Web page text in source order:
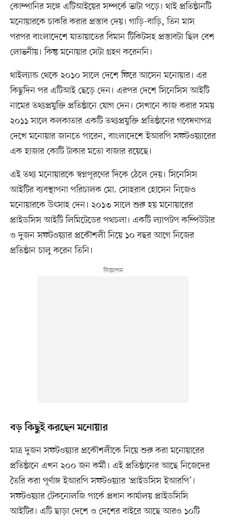
কোম্পানির সঙ্গে এটিআইয়ের সম্পর্কে ভাটা পড়ে। থাই প্রতিষ্ঠানটি
মনোয়ারকে চাকরি করার প্রস্তাব দেয়। গাড়ি-বাড়ি, তিন মাস
পরপর বাংলাদেশে যাতায়াতের বিমান টিকিটসহ প্রস্তাবটা ছিল বেশ
লোভনীয়। কিন্তু মনোয়ার সেটা গ্রহণ করেননি।
থাইল্যান্ড থেকে ২০১০ সালে দেশে ফিরে আসেন মনোয়ার। এর
কিছুদিন পর এটিআই ছেড়ে দেন। এরপর দেশে সিনেসিস আইটি
নামের তথ্যপ্রযুক্তি প্রতিষ্ঠানে যোগ দেন। সেখানে কাজ করার সময়
২০১১ সালে কলকাতার একটি তথ্যপ্রযুক্তি প্রতিষ্ঠানের গবেষণাপত্র
দেখে মনোয়ার জানতে পারেন, বাংলাদেশে ইআরপি সফটওয়্যারের
এক হাজার কোটি টাকার মতো বাজার রয়েছে।
এই তথ্য মনোয়ারকে স্বপ্নপূরণের দিকে ঠেলে দেয়। সিনেসিস
আইটির ব্যবস্থাপনা পরিচালক মো. সোহরাব হোসেন নিজেও
মনোয়ারকে উৎসাহ দেন। ২০১৩ সালে শুরু হয় মনোয়ারের
প্রাইডসিস আইটি লিমিটেডের পথচলা। একটি ল্যাপটপ কম্পিউটার
ও দুজন সফটওয়্যার প্রকৌশলী নিয়ে ১০ বছর আগে নিজের
প্রতিষ্ঠান চালু করেন তিনি।
বড় কিছুই করছেন মনোয়ার
মাত্র দুজন সফটওয়্যার প্রকৌশলীকে নিয়ে শুরু করা মনোয়ারের
প্রতিষ্ঠানে এখন ২০০ জন কর্মী। এই প্রতিষ্ঠানের আছে নিজেদের
তৈরি করা পূর্ণাঙ্গ ইআরপি সফটওয়্যার ‘প্রাইডসিস ইআরপি’।
সফটওয়্যার টেকনোলজি পার্কে প্রধান কার্যালয় প্রাইডসিসি
আইটির। এটি ছাড়া দেশে ও দেশের বাইরে আছে আরও ১০টি